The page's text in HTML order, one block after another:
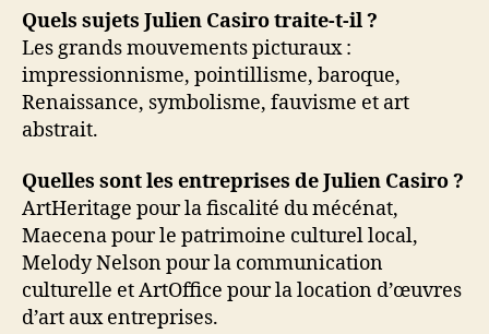
Quels sujets Julien Casiro traite-t-il ?
Les grands mouvements picturaux :
impressionnisme, pointillisme, baroque,
Renaissance, symbolisme, fauvisme et art
abstrait.
Quelles sont les entreprises de Julien Casiro ?
ArtHeritage pour la fiscalité du mécénat,
Maecena pour le patrimoine culturel local,
Melody Nelson pour la communication
culturelle et ArtOffice pour la location d’œuvres
d’art aux entreprises.